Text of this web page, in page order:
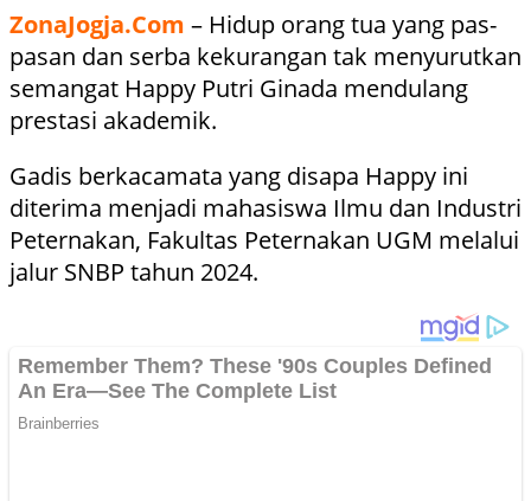
ZonaJogja.Com – Hidup orang tua yang pas-
pasan dan serba kekurangan tak menyurutkan
semangat Happy Putri Ginada mendulang
prestasi akademik.
Gadis berkacamata yang disapa Happy ini
diterima menjadi mahasiswa Ilmu dan Industri
Peternakan, Fakultas Peternakan UGM melalui
jalur SNBP tahun 2024.